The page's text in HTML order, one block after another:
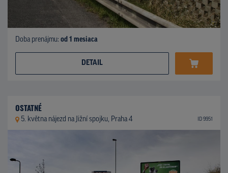
Doba prenájmu: od 1 mesiaca
DETAIL
OSTATNÉ
5. května nájezd na Jižní spojku, Praha 4 ID 9951